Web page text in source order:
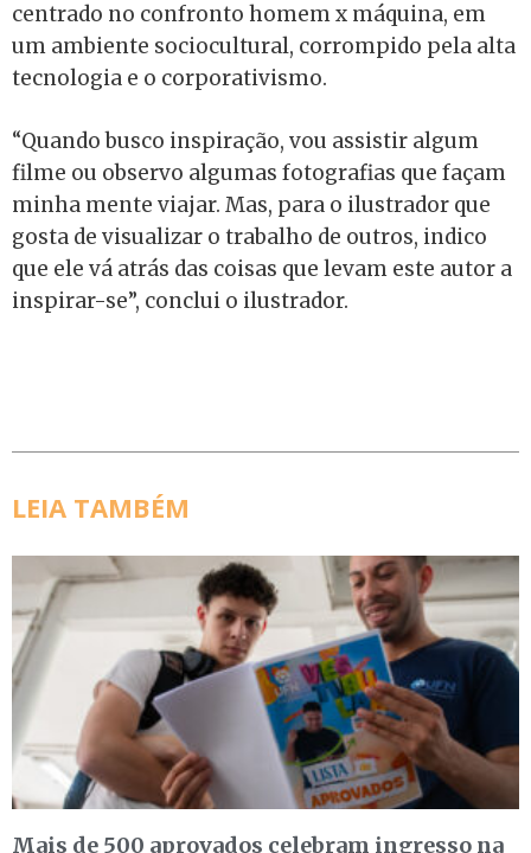
centrado no confronto homem x máquina, em
um ambiente sociocultural, corrompido pela alta
tecnologia e o corporativismo.
“Quando busco inspiração, vou assistir algum
filme ou observo algumas fotografias que façam
minha mente viajar. Mas, para o ilustrador que
gosta de visualizar o trabalho de outros, indico
que ele vá atrás das coisas que levam este autor a
inspirar-se”, conclui o ilustrador.
LEIA TAMBÉM
Mais de 500 aprovados celebram ingresso na